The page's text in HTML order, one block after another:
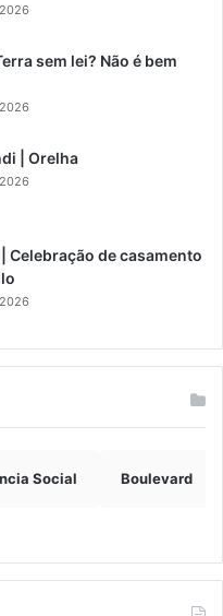
sem lei? Não é bem
| Orelha
Celebração de casamento
Social Boulevard